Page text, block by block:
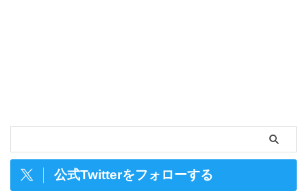
公式Twitterをフォローする